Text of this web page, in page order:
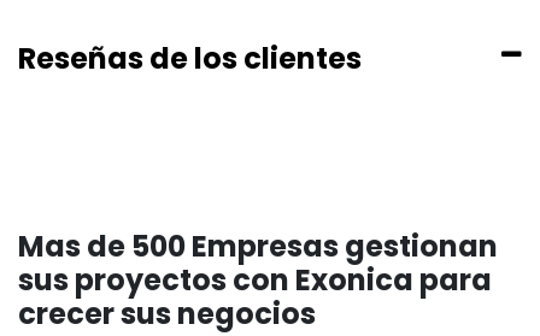
Reseñas de los clientes
Mas de 500 Empresas gestionan
sus proyectos con Exonica para
crecer sus negocios